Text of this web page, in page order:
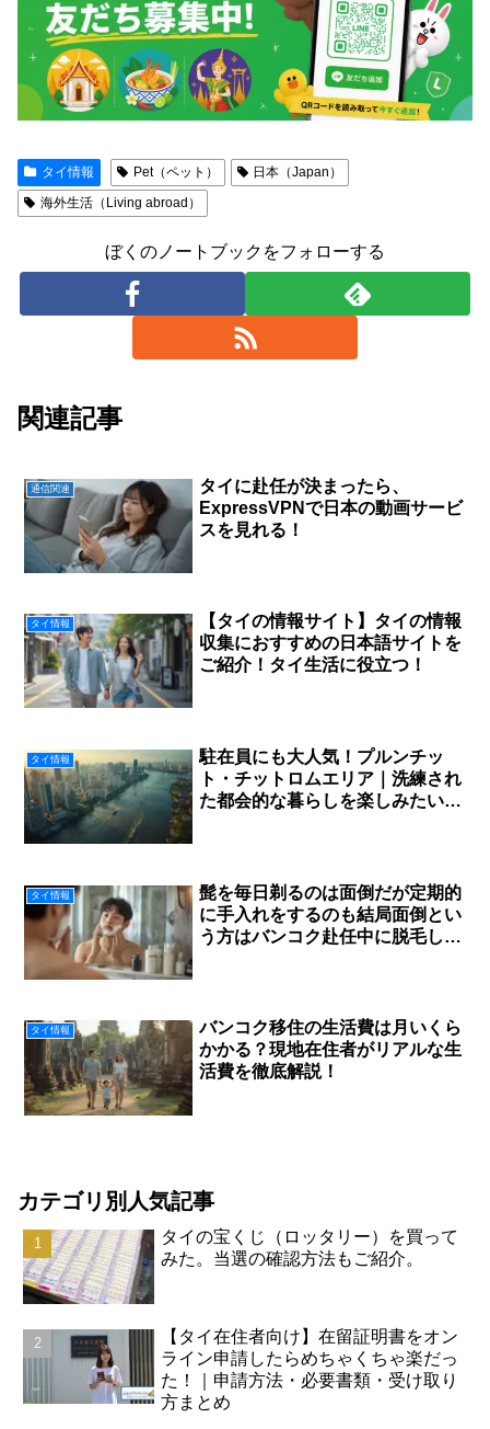
タイ情報 Pet（ペット）
日本（Japan）
海外生活（Living abroad）
ぼくのノートブックをフォローする
関連記事
通信関連
タイに赴任が決まったら、
ExpressVPNで日本の動画サービ
スを見れる！
タイ情報
【タイの情報サイト】タイの情報
収集におすすめの日本語サイトを
ご紹介！タイ生活に役立つ！
タイ情報
駐在員にも大人気！プルンチッ
ト・チットロムエリア｜洗練され
た都会的な暮らしを楽しみたい方
タイ情報
髭を毎日剃るのは面倒だが定期的
に手入れをするのも結局面倒とい
う方はバンコク赴任中に脱毛して
タイ情報
バンコク移住の生活費は月いくら
かかる？現地在住者がリアルな生
活費を徹底解説！
カテゴリ別人気記事
タイの宝くじ（ロッタリー）を買って
みた。当選の確認方法もご紹介。
【タイ在住者向け】在留証明書をオン
ライン申請したらめちゃくちゃ楽だっ
た！｜申請方法・必要書類・受け取り
方まとめ